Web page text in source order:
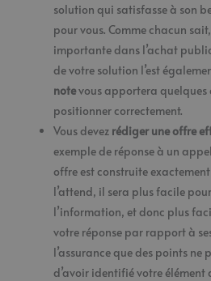
solution qui satisfasse à son
pour vous. Comme chacun
importante dans l’achat
de votre solution l’est
notevous apportera quelques
positionner correctement.
Vous devez rédiger une offre
exemple de réponse à un
offre est construite
l’attend, il sera plus facile
l’information, et donc plus
votre réponse par rapport à
l’assurance que des points
d’avoir identifié votre élément